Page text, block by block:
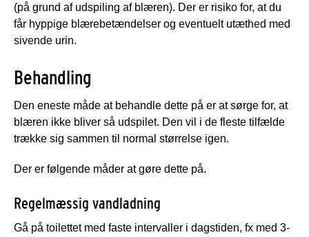
(på grund af udspiling af blæren). Der er risiko for, at du
får hyppige blærebetændelser og eventuelt utæthed med
sivende urin.
Behandling
Den eneste måde at behandle dette på er at sørge for, at
blæren ikke bliver så udspilet. Den vil i de fleste tilfælde
trække sig sammen til normal størrelse igen.
Der er følgende måder at gøre dette på.
Regelmæssig vandladning
Gå på toilettet med faste intervaller i dagstiden, fx med 3-